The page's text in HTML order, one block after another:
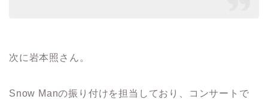
次に岩本照さん。
Snow Manの振り付けを担当しており、コンサートで